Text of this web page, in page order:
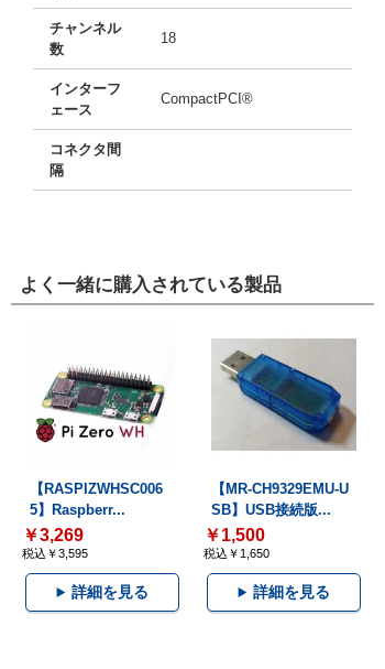
チャンネル
数
18
インターフ
ェース
CompactPCI®
コネクタ間
隔
よく一緒に購入されている製品
【RASPIZWHSC006
5】Raspberr...
￥3,269
税込￥3,595
詳細を見る
【MR-CH9329EMU-U
SB】USB接続版...
￥1,500
税込￥1,650
詳細を見る